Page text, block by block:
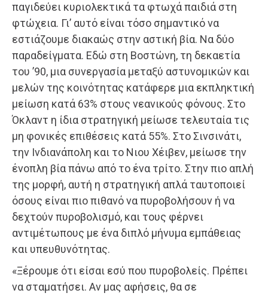
παγιδεύει κυριολεκτικά τα φτωχά παιδιά στη
φτώχεια. Γι’ αυτό είναι τόσο σημαντικό να
εστιάζουμε διακαώς στην αστική βία. Να δύο
παραδείγματα. Εδώ στη Βοστώνη, τη δεκαετία
του ’90, μια συνεργασία μεταξύ αστυνομικών και
μελών της κοινότητας κατάφερε μια εκπληκτική
μείωση κατά 63% στους νεανικούς φόνους. Στο
Όκλαντ η ίδια στρατηγική μείωσε τελευταία τις
μη φονικές επιθέσεις κατά 55%. Στο Σινσινάτι,
την Ινδιανάπολη και το Νιου Χέιβεν, μείωσε την
ένοπλη βία πάνω από το ένα τρίτο. Στην πιο απλή
της μορφή, αυτή η στρατηγική απλά ταυτοποιεί
όσους είναι πιο πιθανό να πυροβολήσουν ή να
δεχτούν πυροβολισμό, και τους φέρνει
αντιμέτωπους με ένα διπλό μήνυμα εμπάθειας
και υπευθυνότητας.
«Ξέρουμε ότι είσαι εσύ που πυροβολείς. Πρέπει
να σταματήσει. Αν μας αφήσεις, θα σε